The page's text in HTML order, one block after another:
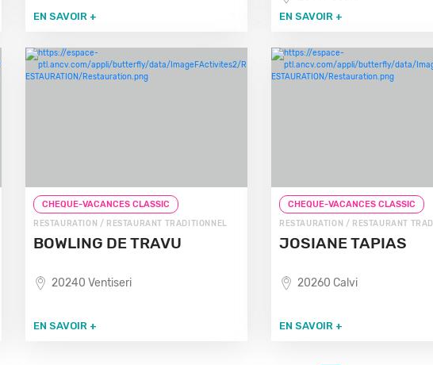
EN SAVOIR + EN SAVOIR +
CHEQUE-VACANCES CLASSIC
RESTAURATION / RESTAURANT TRADITIONNEL
BOWLING DE TRAVU
20240 Ventiseri
EN SAVOIR +
CHEQUE-VACANCES CLASSIC
RESTAURATION / RESTAURANT
JOSIANE TAPIAS
20260 Calvi
EN SAVOIR +